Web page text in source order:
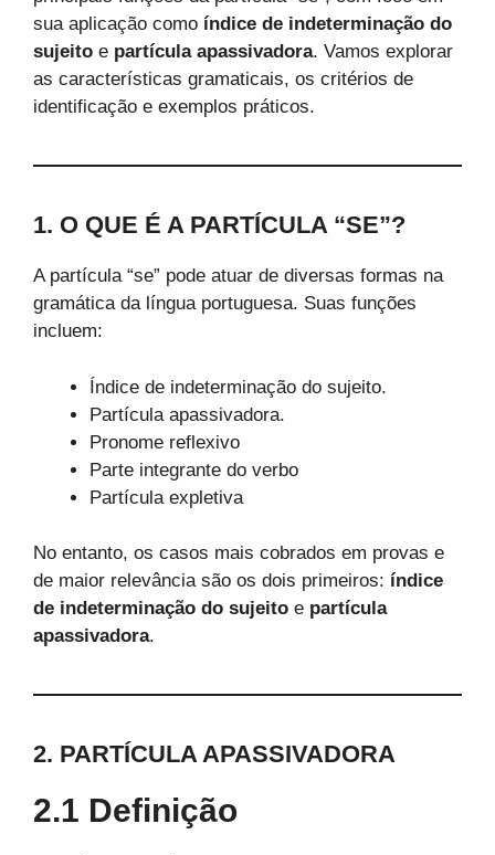
sua aplicação como índice de indeterminação do
sujeito e partícula apassivadora. Vamos explorar
as características gramaticais, os critérios de
identificação e exemplos práticos.
1. O QUE É A PARTÍCULA “SE”?
A partícula “se” pode atuar de diversas formas na
gramática da língua portuguesa. Suas funções
incluem:
Índice de indeterminação do sujeito.
Partícula apassivadora.
Pronome reflexivo
Parte integrante do verbo
Partícula expletiva
No entanto, os casos mais cobrados em provas e
de maior relevância são os dois primeiros: índice
de indeterminação do sujeito e partícula
apassivadora.
2. PARTÍCULA APASSIVADORA
2.1 Definição